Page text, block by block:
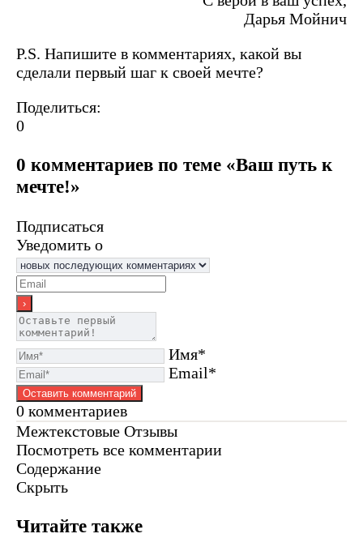
Дарья Мойнич
P.S. Напишите в комментариях, какой вы
сделали первый шаг к своей мечте?
Поделиться:
0
0 комментариев по теме «Ваш путь к
мечте!»
Подписаться
Уведомить о
Имя*
Email*
0 комментариев
Межтекстовые Отзывы
Посмотреть все комментарии
Содержание
Скрыть
Читайте также